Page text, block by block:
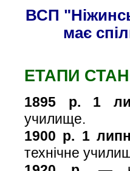
ВСП
має
ЕТАПИ
1895 р. 1
училище.
1900 р. 1
технічне